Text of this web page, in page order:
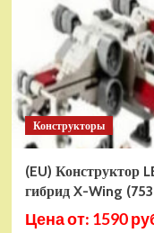
Чи
и
Великий
Защитник
(30454)
Конструкторы
(EU) Конструктор
гибрид X-Wing
Цена от: 1590